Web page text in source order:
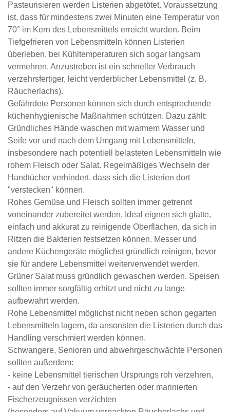
Pasteurisieren werden Listerien abgetötet. Voraussetzung
ist, dass für mindestens zwei Minuten eine Temperatur von
70° im Kern des Lebensmittels erreicht wurden. Beim
Tiefgefrieren von Lebensmitteln können Listerien
überleben, bei Kühltemperaturen sich sogar langsam
vermehren. Anzustreben ist ein schneller Verbrauch
verzehrsfertiger, leicht verderblicher Lebensmittel (z. B.
Räucherlachs).
Gefährdete Personen können sich durch entsprechende
küchenhygienische Maßnahmen schützen. Dazu zählt:
Gründliches Hände waschen mit warmem Wasser und
Seife vor und nach dem Umgang mit Lebensmitteln,
insbesondere nach potentiell belasteten Lebensmitteln wie
rohem Fleisch oder Salat. Regelmäßiges Wechseln der
Handtücher verhindert, dass sich die Listerien dort
"verstecken" können.
Rohes Gemüse und Fleisch sollten immer getrennt
voneinander zubereitet werden. Ideal eignen sich glatte,
einfach und akkurat zu reinigende Oberflächen, da sich in
Ritzen die Bakterien festsetzen können. Messer und
andere Küchengeräte möglichst gründlich reinigen, bevor
sie für andere Lebensmittel weiterverwendet werden.
Grüner Salat muss gründlich gewaschen werden. Speisen
sollten immer sorgfältig erhitzt und nicht zu lange
aufbewahrt werden.
Rohe Lebensmittel möglichst nicht neben schon gegarten
Lebensmitteln lagern, da ansonsten die Listerien durch das
Handling verschmiert werden können.
Schwangere, Senioren und abwehrgeschwächte Personen
sollten außerdem:
- keine Lebensmittel tierischen Ursprungs roh verzehren,
- auf den Verzehr von geräucherten oder marinierten
Fischerzeugnissen verzichten